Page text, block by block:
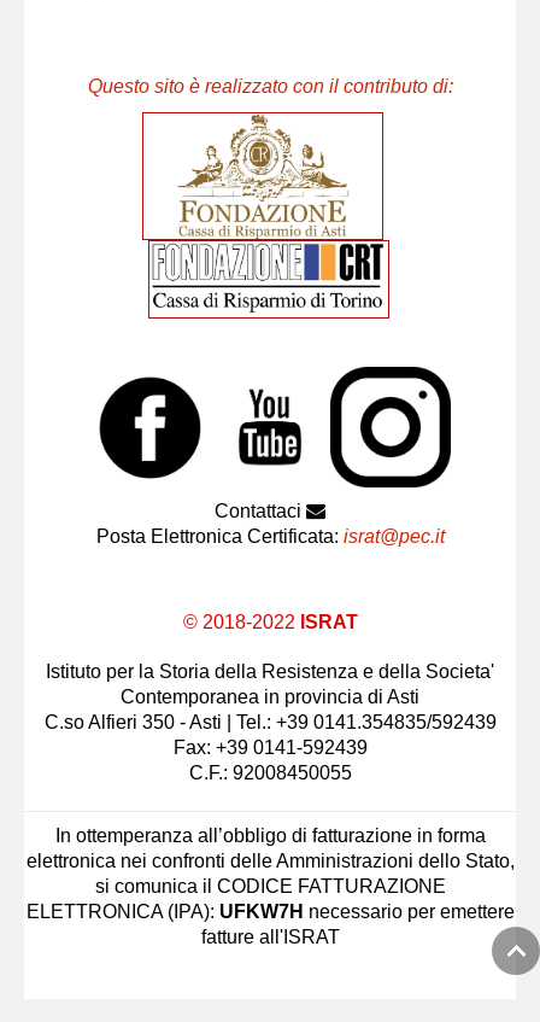
Questo sito è realizzato con il contributo di:
Contattaci
Posta Elettronica Certificata: israt@pec.it
© 2018-2022 ISRAT
Istituto per la Storia della Resistenza e della Societa'
Contemporanea in provincia di Asti
C.so Alfieri 350 - Asti | Tel.: +39 0141.354835/592439
Fax: +39 0141-592439
C.F.: 92008450055
In ottemperanza all’obbligo di fatturazione in forma
elettronica nei confronti delle Amministrazioni dello Stato,
si comunica il CODICE FATTURAZIONE
ELETTRONICA (IPA): UFKW7H necessario per emettere
fatture all'ISRAT